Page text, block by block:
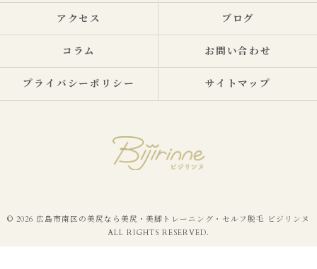
アクセス ブログ
コラム お問い合わせ
プライバシーポリシー サイトマップ
© 2026 広島市南区の美尻なら美尻・美脚トレーニング・セルフ脱毛 ビジリンヌ
ALL RIGHTS RESERVED.